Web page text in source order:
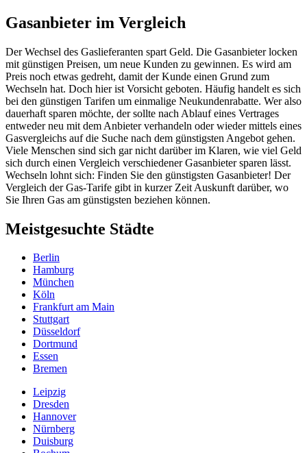
Gasanbieter im Vergleich
Der Wechsel des Gaslieferanten spart Geld. Die Gasanbieter locken
mit günstigen Preisen, um neue Kunden zu gewinnen. Es wird am
Preis noch etwas gedreht, damit der Kunde einen Grund zum
Wechseln hat. Doch hier ist Vorsicht geboten. Häufig handelt es sich
bei den günstigen Tarifen um einmalige Neukundenrabatte. Wer also
dauerhaft sparen möchte, der sollte nach Ablauf eines Vertrages
entweder neu mit dem Anbieter verhandeln oder wieder mittels eines
Gasvergleichs auf die Suche nach dem günstigsten Angebot gehen.
Viele Menschen sind sich gar nicht darüber im Klaren, wie viel Geld
sich durch einen Vergleich verschiedener Gasanbieter sparen lässt.
Wechseln lohnt sich: Finden Sie den günstigsten Gasanbieter! Der
Vergleich der Gas-Tarife gibt in kurzer Zeit Auskunft darüber, wo
Sie Ihren Gas am günstigsten beziehen können.
Meistgesuchte Städte
Berlin
Hamburg
München
Köln
Frankfurt am Main
Stuttgart
Düsseldorf
Dortmund
Essen
Bremen
Leipzig
Dresden
Hannover
Nürnberg
Duisburg